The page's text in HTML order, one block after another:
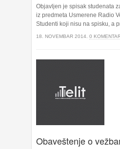
Objavljen je spisak studenata
iz predmeta Usmerene Radio
Studenti koji nisu na spisku, a
18. NOVEMBAR 2014. 0
Obaveštenje o